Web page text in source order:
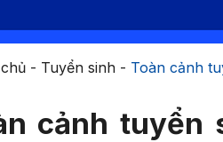
- Tuyển sinh- Toàn cảnh
cảnh tuyển